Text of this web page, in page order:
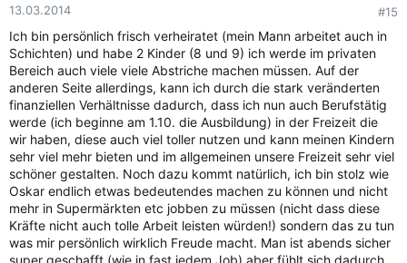
13.03.2014 #15
Ich bin persönlich frisch verheiratet (mein Mann arbeitet auch in
Schichten) und habe 2 Kinder (8 und 9) ich werde im privaten
Bereich auch viele viele Abstriche machen müssen. Auf der
anderen Seite allerdings, kann ich durch die stark veränderten
finanziellen Verhältnisse dadurch, dass ich nun auch Berufstätig
werde (ich beginne am 1.10. die Ausbildung) in der Freizeit die
wir haben, diese auch viel toller nutzen und kann meinen Kindern
sehr viel mehr bieten und im allgemeinen unsere Freizeit sehr viel
schöner gestalten. Noch dazu kommt natürlich, ich bin stolz wie
Oskar endlich etwas bedeutendes machen zu können und nicht
mehr in Supermärkten etc jobben zu müssen (nicht dass diese
Kräfte nicht auch tolle Arbeit leisten würden!) sondern das zu tun
was mir persönlich wirklich Freude macht. Man ist abends sicher